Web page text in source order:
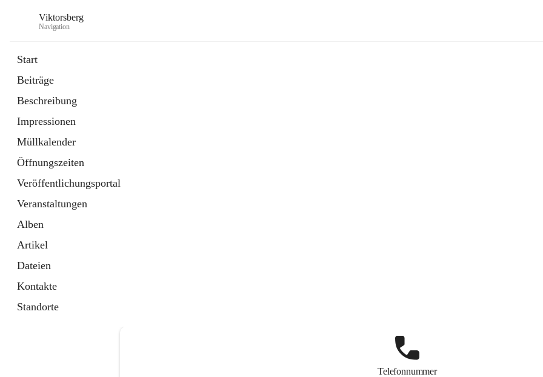
Viktorsberg
Navigation
Start
Beiträge
Beschreibung
Impressionen
Müllkalender
Öffnungszeiten
Veröffentlichungsportal
Veranstaltungen
Alben
Artikel
Dateien
Kontakte
Standorte
Telefonnummer